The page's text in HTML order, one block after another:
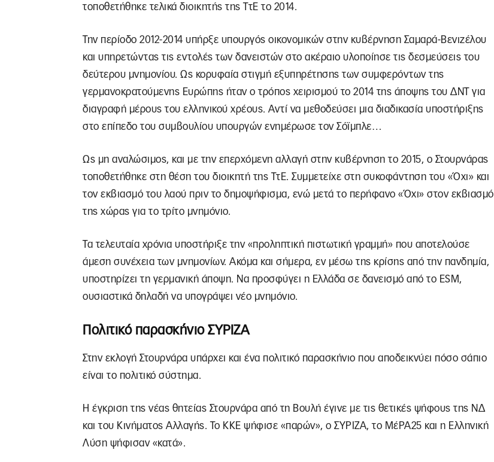
τοποθετήθηκε τελικά διοικητής της ΤτΕ το 2014.
Την περίοδο 2012-2014 υπήρξε υπουργός οικονομικών στην κυβέρνηση Σαμαρά-Βενιζέλου
και υπηρετώντας τις εντολές των δανειστών στο ακέραιο υλοποίησε τις δεσμεύσεις του
δεύτερου μνημονίου. Ως κορυφαία στιγμή εξυπηρέτησης των συμφερόντων της
γερμανοκρατούμενης Ευρώπης ήταν ο τρόπος χειρισμού το 2014 της άποψης του ΔΝΤ για
διαγραφή μέρους του ελληνικού χρέους. Αντί να μεθοδεύσει μια διαδικασία υποστήριξης
στο επίπεδο του συμβουλίου υπουργών ενημέρωσε τον Σόϊμπλε…
Ως μη αναλώσιμος, και με την επερχόμενη αλλαγή στην κυβέρνηση το 2015, ο Στουρνάρας
τοποθετήθηκε στη θέση του διοικητή της ΤτΕ. Συμμετείχε στη συκοφάντηση του «Όχι» και
τον εκβιασμό του λαού πριν το δημοψήφισμα, ενώ μετά το περήφανο «Όχι» στον εκβιασμό
της χώρας για το τρίτο μνημόνιο.
Τα τελευταία χρόνια υποστήριξε την «προληπτική πιστωτική γραμμή» που αποτελούσε
άμεση συνέχεια των μνημονίων. Ακόμα και σήμερα, εν μέσω της κρίσης από την πανδημία,
υποστηρίζει τη γερμανική άποψη. Να προσφύγει η Ελλάδα σε δανεισμό από το ESM,
ουσιαστικά δηλαδή να υπογράψει νέο μνημόνιο.
Πολιτικό παρασκήνιο ΣΥΡΙΖΑ
Στην εκλογή Στουρνάρα υπάρχει και ένα πολιτικό παρασκήνιο που αποδεικνύει πόσο σάπιο
είναι το πολιτικό σύστημα.
Η έγκριση της νέας θητείας Στουρνάρα από τη Βουλή έγινε με τις θετικές ψήφους της ΝΔ
και του Κινήματος Αλλαγής. Το ΚΚΕ ψήφισε «παρών», ο ΣΥΡΙΖΑ, το ΜέΡΑ25 και η Ελληνική
Λύση ψήφισαν «κατά».